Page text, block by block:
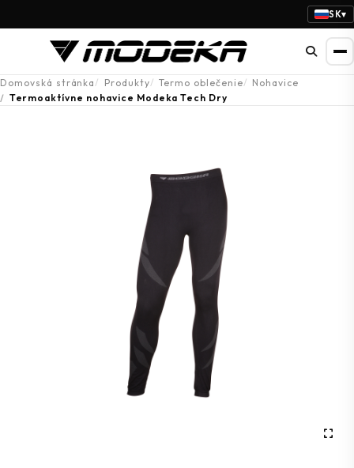
SK▾
Domovská stránka Produkty Termo oblečenie
Nohavice
Termoaktívne nohavice Modeka Tech Dry